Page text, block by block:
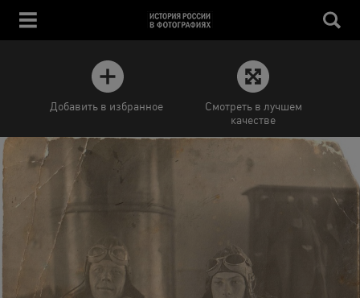
Добавить в избранное
Смотреть в лучшем
качестве